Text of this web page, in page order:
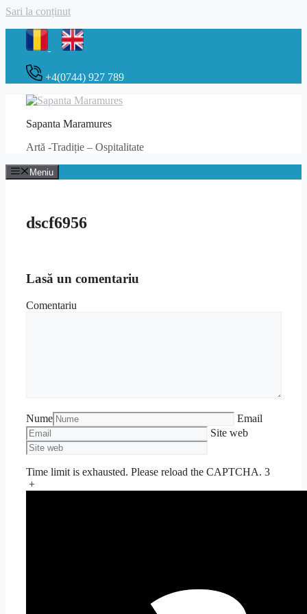
Sari la conținut
+4(0744) 927 789
Sapanta Maramures
Artă -Tradiție – Ospitalitate
Meniu
dscf6956
Lasă un comentariu
Comentariu
Nume
Email
Site web
Time limit is exhausted. Please reload the CAPTCHA. 3
+